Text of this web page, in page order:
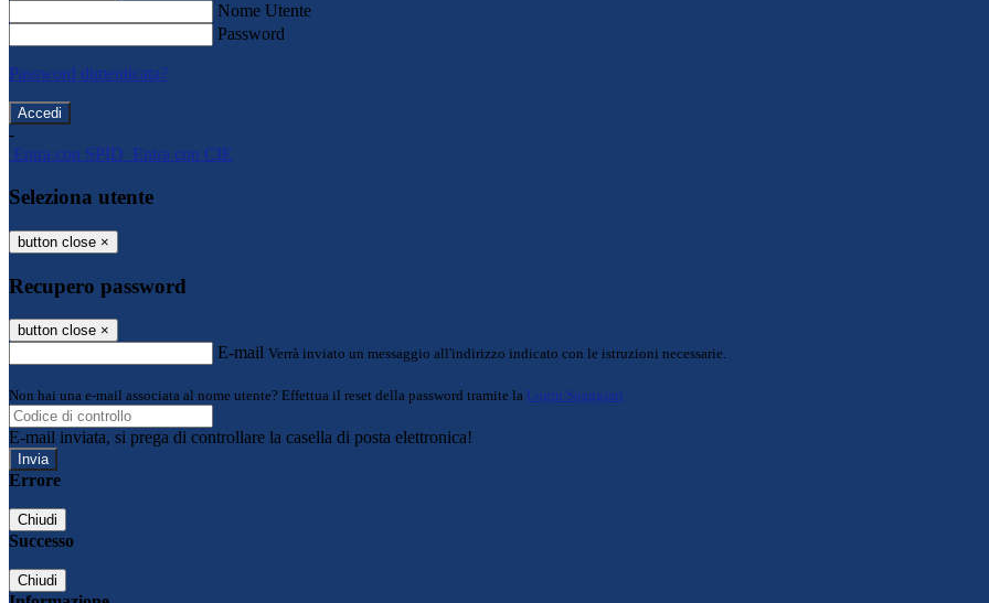
Nome Utente
Password
Password dimenticata?
-
Entra con SPID Entra con CIE
Seleziona utente
button close ×
Recupero password
button close ×
E-mail Verrà inviato un messaggio all'indirizzo indicato con le istruzioni necessarie.
Non hai una e-mail associata al nome utente? Effettua il reset della password tramite la Login Spaggiari
E-mail inviata, si prega di controllare la casella di posta elettronica!
Errore
Chiudi
Successo
Chiudi